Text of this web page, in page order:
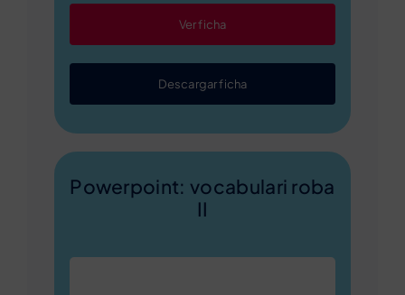
Ver ficha
Descargar ficha
Powerpoint: vocabulari roba
II